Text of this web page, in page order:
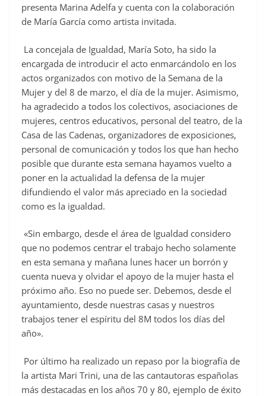
o
k
presenta Marina Adelfa y cuenta con la colaboración
de María García como artista invitada.
La concejala de Igualdad, María Soto, ha sido la
encargada de introducir el acto enmarcándolo en los
actos organizados con motivo de la Semana de la
Mujer y del 8 de marzo, el día de la mujer. Asimismo,
ha agradecido a todos los colectivos, asociaciones de
mujeres, centros educativos, personal del teatro, de la
Casa de las Cadenas, organizadores de exposiciones,
personal de comunicación y todos los que han hecho
posible que durante esta semana hayamos vuelto a
poner en la actualidad la defensa de la mujer
difundiendo el valor más apreciado en la sociedad
como es la igualdad.
«Sin embargo, desde el área de Igualdad considero
que no podemos centrar el trabajo hecho solamente
en esta semana y mañana lunes hacer un borrón y
cuenta nueva y olvidar el apoyo de la mujer hasta el
próximo año. Eso no puede ser. Debemos, desde el
ayuntamiento, desde nuestras casas y nuestros
trabajos tener el espíritu del 8M todos los días del
año».
Por último ha realizado un repaso por la biografía de
la artista Mari Trini, una de las cantautoras españolas
más destacadas en los años 70 y 80, ejemplo de éxito